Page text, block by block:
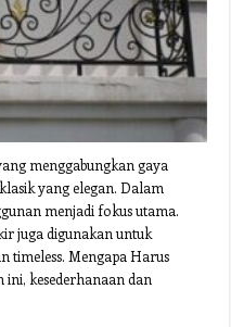
menggabungkan gaya
yang elegan. Dalam
menjadi fokus utama.
juga digunakan untuk
timeless. Mengapa Harus
kesederhanaan dan